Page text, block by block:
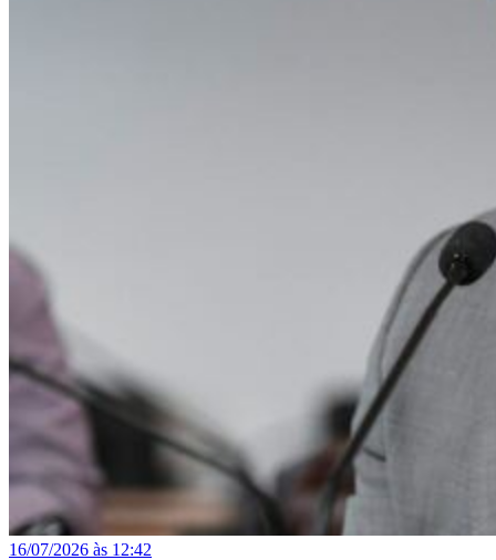
16/07/2026 às 12:42